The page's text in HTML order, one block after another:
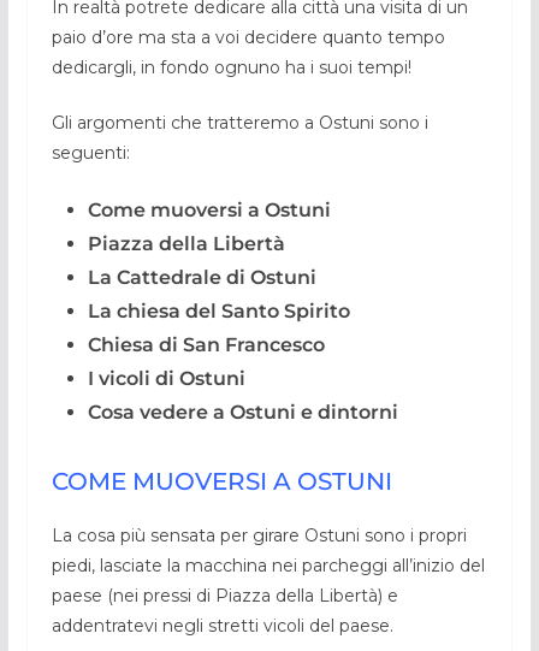
In realtà potrete dedicare alla città una visita di un
paio d’ore ma sta a voi decidere quanto tempo
dedicargli, in fondo ognuno ha i suoi tempi!
Gli argomenti che tratteremo a Ostuni sono i
seguenti:
Come muoversi a Ostuni
Piazza della Libertà
La Cattedrale di Ostuni
La chiesa del Santo Spirito
Chiesa di San Francesco
I vicoli di Ostuni
Cosa vedere a Ostuni e dintorni
COME MUOVERSI A OSTUNI
La cosa più sensata per girare Ostuni sono i propri
piedi, lasciate la macchina nei parcheggi all’inizio del
paese (nei pressi di Piazza della Libertà) e
addentratevi negli stretti vicoli del paese.